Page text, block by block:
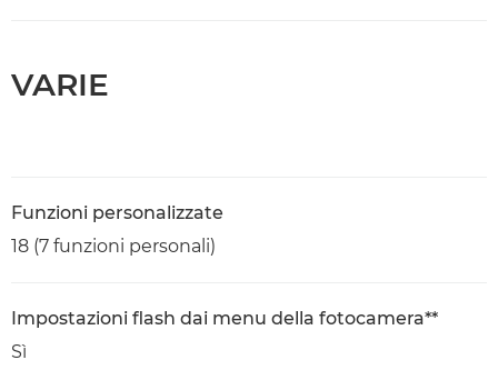
VARIE
Funzioni personalizzate
18 (7 funzioni personali)
Impostazioni flash dai menu della fotocamera**
Sì